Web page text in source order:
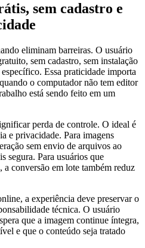
sem cadastro e
eliminam barreiras. O usuário
sem cadastro, sem instalação
Essa praticidade importa
o computador não tem editor
está sendo feito em um
perda de controle. O ideal é
e privacidade. Para imagens
sem envio de arquivos ao
segura. Para usuários que
conversão em lote também reduz
a experiência deve preservar o
técnica. O usuário
que a imagem continue íntegra,
e que o conteúdo seja tratado